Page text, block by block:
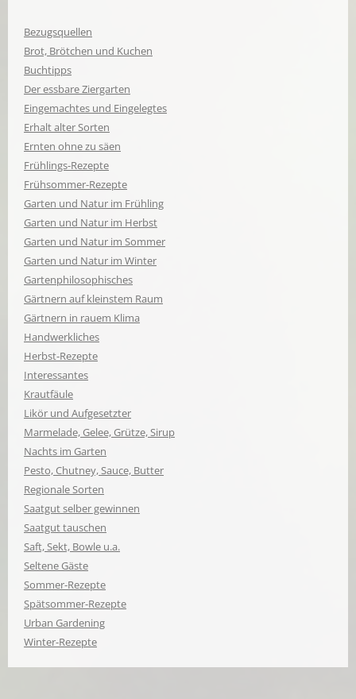
Bezugsquellen
Brot, Brötchen und Kuchen
Buchtipps
Der essbare Ziergarten
Eingemachtes und Eingelegtes
Erhalt alter Sorten
Ernten ohne zu säen
Frühlings-Rezepte
Frühsommer-Rezepte
Garten und Natur im Frühling
Garten und Natur im Herbst
Garten und Natur im Sommer
Garten und Natur im Winter
Gartenphilosophisches
Gärtnern auf kleinstem Raum
Gärtnern in rauem Klima
Handwerkliches
Herbst-Rezepte
Interessantes
Krautfäule
Likör und Aufgesetzter
Marmelade, Gelee, Grütze, Sirup
Nachts im Garten
Pesto, Chutney, Sauce, Butter
Regionale Sorten
Saatgut selber gewinnen
Saatgut tauschen
Saft, Sekt, Bowle u.a.
Seltene Gäste
Sommer-Rezepte
Spätsommer-Rezepte
Urban Gardening
Winter-Rezepte